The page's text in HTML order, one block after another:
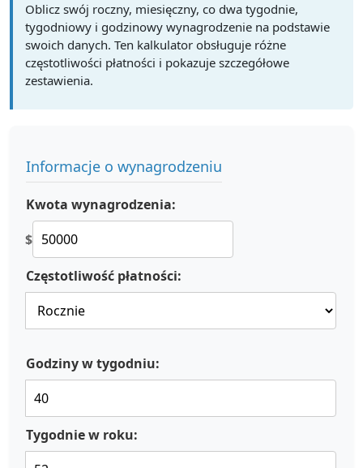
Oblicz swój roczny, miesięczny, co dwa tygodnie,
tygodniowy i godzinowy wynagrodzenie na podstawie
swoich danych. Ten kalkulator obsługuje różne
częstotliwości płatności i pokazuje szczegółowe
zestawienia.
Informacje o wynagrodzeniu
Kwota wynagrodzenia:
$
Częstotliwość płatności:
Godziny w tygodniu:
Tygodnie w roku: